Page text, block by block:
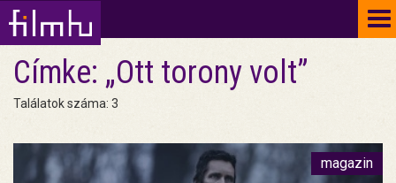
Címke: „Ott torony volt”
Találatok száma: 3
magazin